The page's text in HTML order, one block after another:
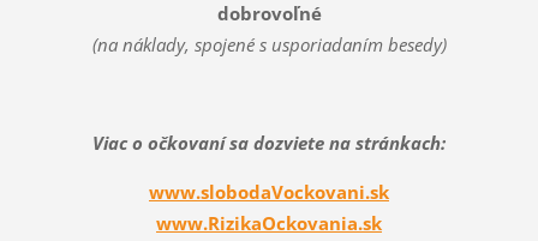
dobrovoľné
(na náklady, spojené s usporiadaním besedy)
Viac o očkovaní sa dozviete na stránkach:
www.slobodaVockovani.sk
www.RizikaOckovania.sk